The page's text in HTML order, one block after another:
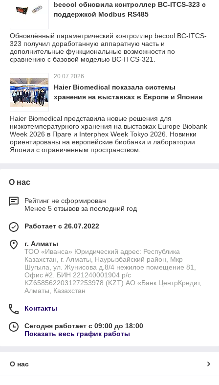
becool обновила контроллер BC-ITCS-323 с
поддержкой Modbus RS485
Обновлённый параметрический контроллер becool BC-ITCS-
323 получил доработанную аппаратную часть и
дополнительные функциональные возможности по
сравнению с базовой моделью BC-ITCS-321.
20.07.2026
Haier Biomedical показала системы
хранения на выставках в Европе и Японии
Haier Biomedical представила новые решения для
низкотемпературного хранения на выставках Europe Biobank
Week 2026 в Праге и Interphex Week Tokyo 2026. Новинки
ориентированы на европейские биобанки и лаборатории
Японии с ограниченным пространством.
О нас
Рейтинг не сформирован
Менее 5 отзывов за последний год
Работает с 26.07.2022
г. Алматы
ТОО «Иванса» Юридический адрес: Республика
Казахстан, г. Алматы, Наурызбайский район, Мкр
Шугыла, ул. Жунисова д.8/4 нежилое помещение 81,
Офис #2. БИН 221240001904 р/с
KZ658562203127253978 (KZT) АО «Банк ЦентрКредит,
Алматы, Казахстан
Контакты
Сегодня работает с 09:00 до 18:00
Показать весь график работы
О нас